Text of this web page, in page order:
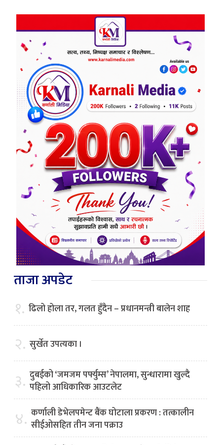
ताजा अपडेट
१. ढिलो होला तर, गलत हुँदैन – प्रधानमन्त्री बालेन शाह
२. सुर्खेत उपत्यका ।
३. दुबईको ‘जमजम पर्फ्युम्स’ नेपालमा, सुन्धारामा खुल्दै
पहिलो आधिकारिक आउटलेट
४. कर्णाली डेभेलपमेन्ट बैंक घोटाला प्रकरण : तत्कालीन
सीईओसहित तीन जना पक्राउ